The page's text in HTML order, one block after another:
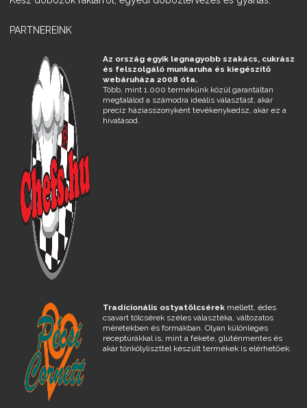
PARTNEREINK
Az ország egyik legnagyobb szakács, cukrász
és felszolgáló munkaruha és kiegészítő
webáruháza 2008 óta.
Több, mint 1.000 termékünk közül garantáltan
megtalálod a számodra ideális választást, akár
precíz háziasszonyként tevékenykedsz, akár ez a
hivatásod.
Tradícionális ostyatölcsérekmellett, édes
csavart tölcsérek széles választéka, változatos
méretekben és formákban. Olyan különleges
receptúrákkal is, mint a fekete, gluténmentes és
akár tönkölyliszttel készült termékek is elérhetőek.